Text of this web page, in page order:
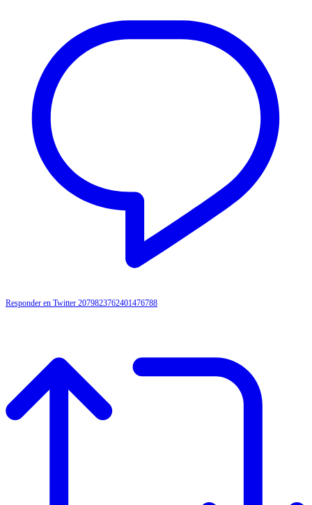
Responder en Twitter 2079823762401476788